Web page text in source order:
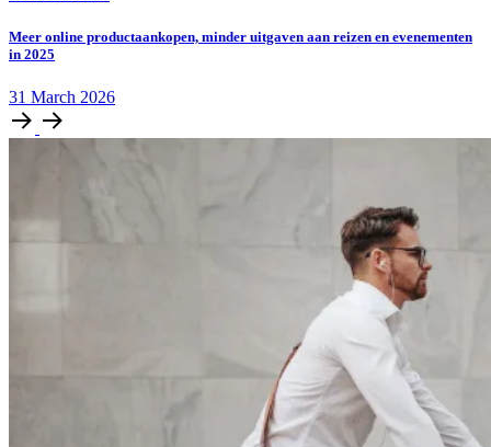
Meer online productaankopen, minder uitgaven aan reizen en evenementen
in 2025
31 March 2026